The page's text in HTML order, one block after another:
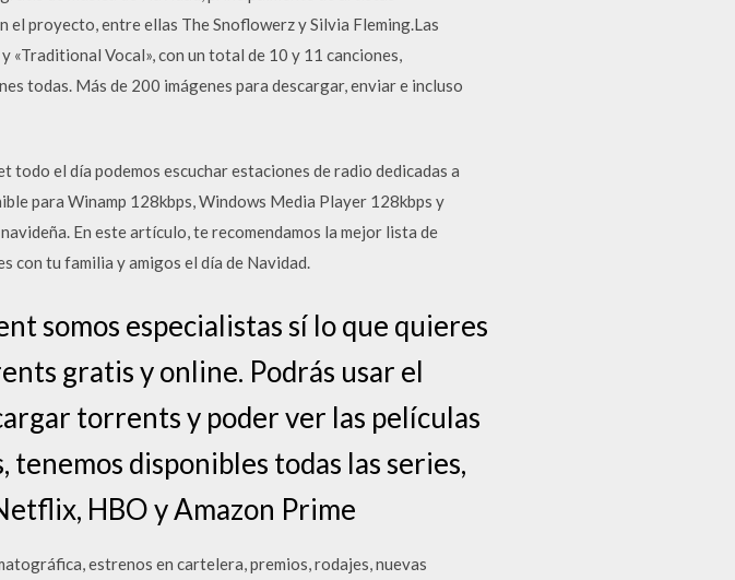
el proyecto, entre ellas The Snoflowerz y Silvia Fleming.Las
Vocal», con un total de 10 y 11 canciones,
todas. Más de 200 imágenes para descargar, enviar e incluso
todo el día podemos escuchar estaciones de radio dedicadas a
para Winamp 128kbps, Windows Media Player 128kbps y
En este artículo, te recomendamos la mejor lista de
con tu familia y amigos el día de Navidad.
somos especialistas sí lo que quieres
gratis y online. Podrás usar el
torrents y poder ver las películas
tenemos disponibles todas las series,
HBO y Amazon Prime
estrenos en cartelera, premios, rodajes, nuevas